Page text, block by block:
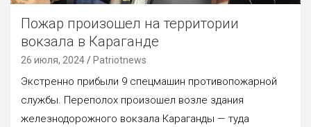
Пожар произошел на территории
вокзала в Караганде
26 июля, 2024 Patriotnews
Экстренно прибыли 9 спецмашин противопожарной
службы. Переполох произошел возле здания
железнодорожного вокзала Караганды — туда